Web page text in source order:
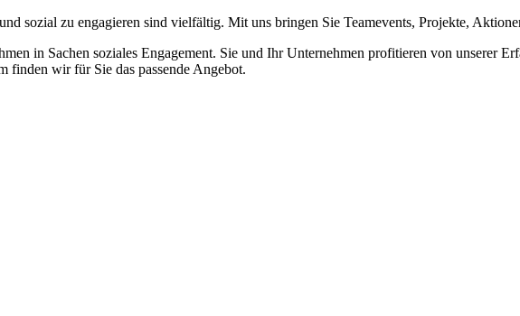
sozial zu engagieren sind vielfältig. Mit uns bringen Sie Teamevents, Projekte,
in Sachen soziales Engagement. Sie und Ihr Unternehmen profitieren von unserer
finden wir für Sie das passende Angebot.